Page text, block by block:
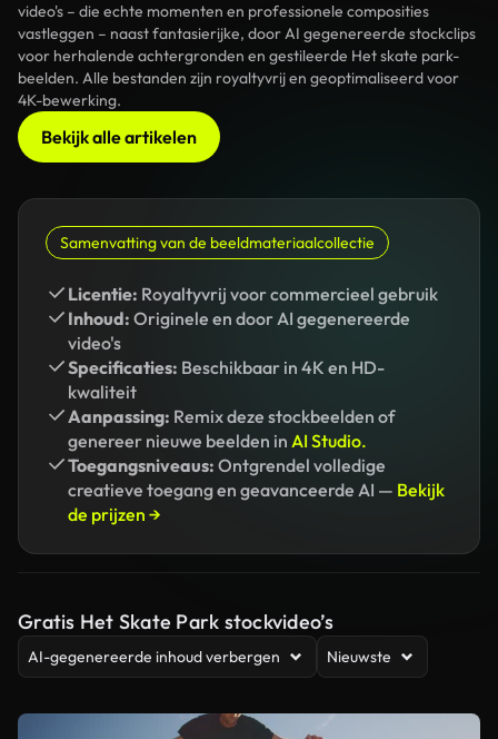
video's – die echte momenten en professionele composities
vastleggen – naast fantasierijke, door AI gegenereerde stockclips
voor herhalende achtergronden en gestileerde Het skate park-
beelden. Alle bestanden zijn royaltyvrij en geoptimaliseerd voor
4K-bewerking.
Bekijk alle artikelen
Samenvatting van de beeldmateriaalcollectie
Licentie: Royaltyvrij voor commercieel gebruik
Inhoud: Originele en door AI gegenereerde
video's
Specificaties: Beschikbaar in 4K en HD-
kwaliteit
Aanpassing: Remix deze stockbeelden of
genereer nieuwe beelden in AI Studio.
Toegangsniveaus: Ontgrendel volledige
creatieve toegang en geavanceerde AI — Bekijk
de prijzen →
Gratis Het Skate Park stockvideo’s
AI-gegenereerde inhoud verbergen Nieuwste